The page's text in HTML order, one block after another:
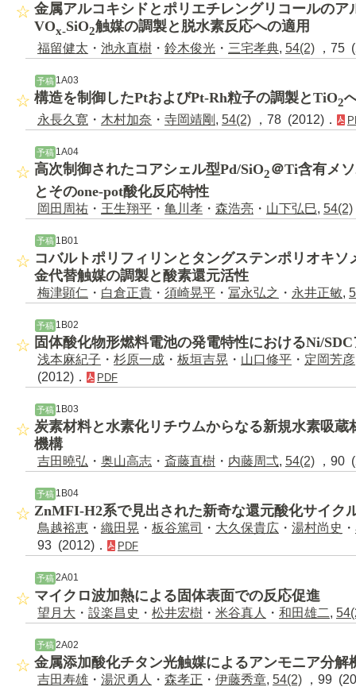
金属アルコキシドとポリエチレングリコールのア
VOx-SiO2触媒の調製と脱水素反応への適用
福留健太 ・ 池永直樹 ・ 鈴木俊光 ・ 三宅孝典, 54(2) ，75
予稿 1A03
構造を制御したPtおよびPt-Rh粒子の調製とTiO2
永長久寛 ・ 木村加奈 ・ 寺岡靖剛 , 54(2) ，78 (2012)．
予稿1A04
高次制御されたコアシェル型Pd/SiO2＠Ti含有メ
とそのone-pot酸化反応特性
岡田周祐 ・ 王生翔平 ・ 亀川孝 ・ 森浩亮 ・ 山下弘巳, 54(2)
予稿 1B01
コバルトポリフィリンとタングステンポリオキ
金代替触媒の調製と酸素還元活性
梅津顕仁 ・ 白倉正貴 ・ 須崎晃平 ・ 冨永弘之 ・ 永井正敏,
予稿1B02
固体酸化物形燃料電池の発電特性におけるNi/
浅本麻紀子 ・ 杉原一成 ・ 板垣吉晃 ・ 山口修平 ・ 定岡芳彦
(2012)．
PDF
予稿 1B03
炭素材料と水素化リチウムからなる新規水素吸蔵
機構
吉田曉弘 ・ 奥山高志 ・ 斎藤直樹 ・ 内藤周弌, 54(2) ，90
予稿 1B04
ZnMFI-H2系で見出された新奇な還元酸化サイク
鳥越裕恵 ・ 織田晃 ・ 板谷篤司 ・ 大久保貴広 ・ 湯村尚史 ・
93 (2012)．
PDF
予稿 2A01
マイクロ波加熱による固体表面での反応促進
望月大 ・ 設楽昌史 ・ 松井宏樹 ・ 米谷真人 ・ 和田雄二,
予稿 2A02
金属添加酸化チタン光触媒によるアンモニア分解
吉田寿雄 ・ 湯沢勇人 ・ 森孝正 ・ 伊藤秀章, 54(2) ，99